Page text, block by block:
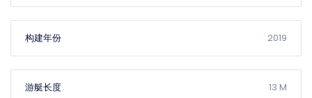
构建年份 2019
游艇长度 13 M